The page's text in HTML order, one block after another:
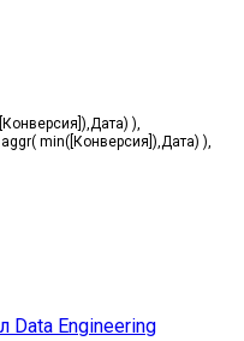
Конверсия ),Дата) ),
aggr( min( Конверсия ),Дата) ),